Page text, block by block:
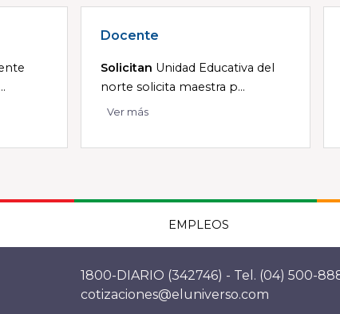
Docente
Solicitan Unidad Educativa del
norte solicita maestra p...
Ver más
EMPLEOS
1800-DIARIO (342746) - Tel. (04) 500-
cotizaciones@eluniverso.com